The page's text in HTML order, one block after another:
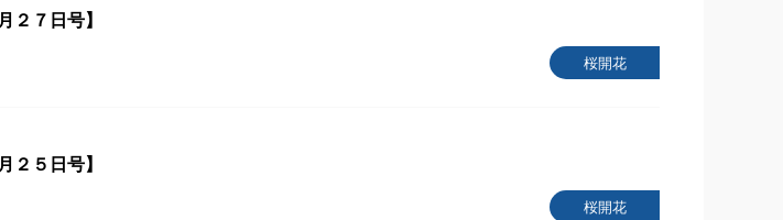
桜開花
２７日号】
桜開花
２５日号】